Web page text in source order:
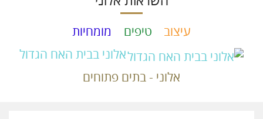
עיצוב טיפים
מומחיות
אלוני בבית האח הגדול
אלוני - בתים פתוחים